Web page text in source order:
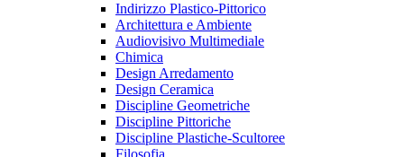
Indirizzo Plastico-Pittorico
Architettura e Ambiente
Audiovisivo Multimediale
Chimica
Design Arredamento
Design Ceramica
Discipline Geometriche
Discipline Pittoriche
Discipline Plastiche-Scultoree